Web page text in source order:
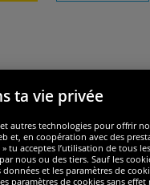
ta vie privée
autres technologies pour offrir
et, en coopération avec des
tu acceptes l’utilisation de tous
nous ou des tiers. Sauf les
et les paramètres de
paramètres de cookies sans